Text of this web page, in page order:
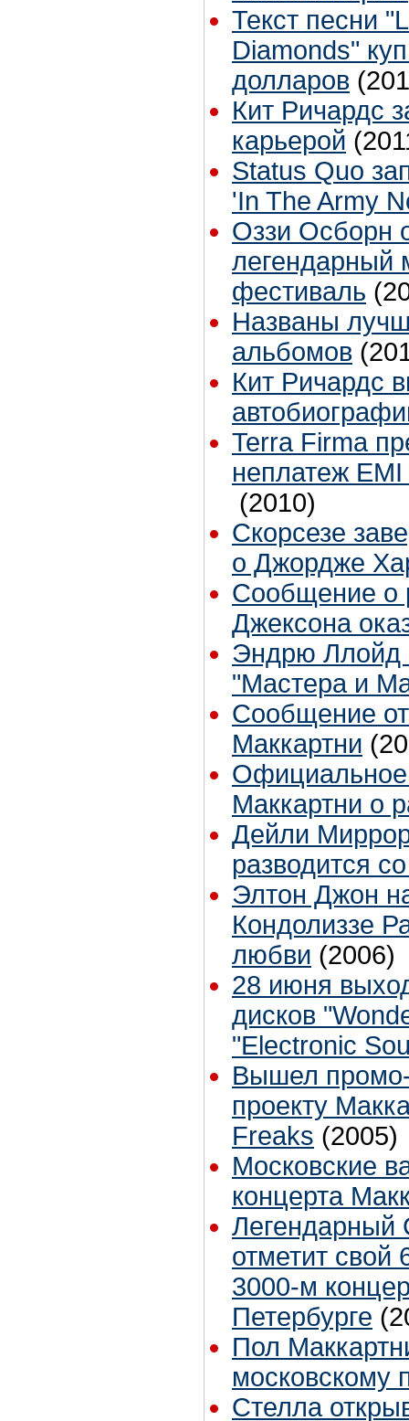
Текст песни
Diamonds"
долларов
Кит Ричардс
карьерой
Status Quo
'In The Army
Оззи Осборн
легендарный
фестиваль
Названы
альбомов
Кит Ричардс
Terra Firma
неплатеж
(2010)
Скорсезе
о Джордже
Сообщение о
Джексона
Эндрю Ллойд
"Мастера и
Сообщение
Маккартни
Официальное
Маккартни о
Дейли
разводится
Элтон Джон
Кондолиззе
любви (2006)
28 июня
дисков
"Electronic
Вышел
проекту
Freaks (2005)
Московские
концерта
Легендарный
отметит
3000-м
Петербурге
Пол
московскому
Стелла